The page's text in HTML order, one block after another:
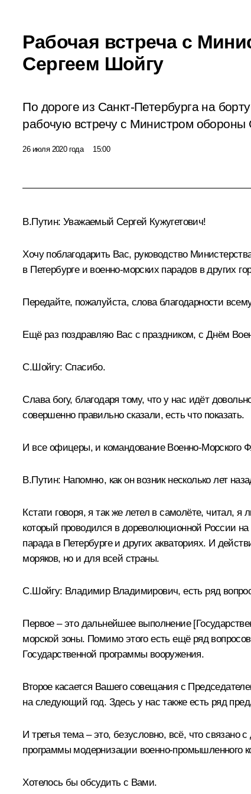
Рабочая встреча с
Сергеем Шойгу
По дороге из Санкт-Петербурга на
рабочую встречу с Министром обороны
26 июля 2020 года 15:00
В.Путин: Уважаемый Сергей Кужугетович!
Хочу поблагодарить Вас, руководство
в Петербурге и военно-морских парадов в других
Передайте, пожалуйста, слова благодарности
Ещё раз поздравляю Вас с праздником, с Днём
С.Шойгу: Спасибо.
Слава богу, благодаря тому, что у нас идёт
совершенно правильно сказали, есть что показать.
И все офицеры, и командование Военно-Морского
В.Путин: Напомню, как он возник несколько лет
Кстати говоря, я так же летел в самолёте, читал,
который проводился в дореволюционной России
парада в Петербурге и других акваториях. И
моряков, но и для всей страны.
С.Шойгу: Владимир Владимирович, есть ряд
Первое – это дальнейшее выполнение
морской зоны. Помимо этого есть ещё ряд
Государственной программы вооружения.
Второе касается Вашего совещания с
на следующий год. Здесь у нас также есть ряд
И третья тема – это, безусловно, всё, что
программы модернизации военно-промышленного
Хотелось бы обсудить с Вами.